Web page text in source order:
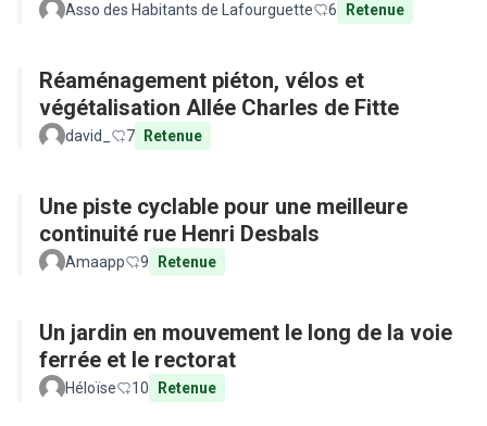
Asso des Habitants de Lafourguette 6 Retenue
Réaménagement piéton, vélos et
végétalisation Allée Charles de Fitte
david_ 7 Retenue
Une piste cyclable pour une meilleure
continuité rue Henri Desbals
Amaapp 9 Retenue
Un jardin en mouvement le long de la voie
ferrée et le rectorat
Héloïse 10 Retenue